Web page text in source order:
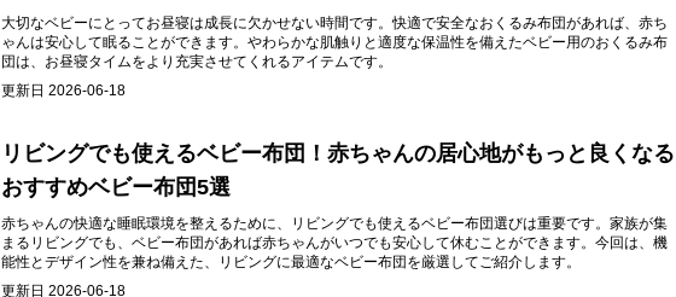
大切なベビーにとってお昼寝は成長に欠かせない時間です。快適で安全なおくるみ布団があれば、赤ち
ゃんは安心して眠ることができます。やわらかな肌触りと適度な保温性を備えたベビー用のおくるみ布
団は、お昼寝タイムをより充実させてくれるアイテムです。
更新日 2026-06-18
リビングでも使えるベビー布団！赤ちゃんの居心地がもっと良くなる
おすすめベビー布団5選
赤ちゃんの快適な睡眠環境を整えるために、リビングでも使えるベビー布団選びは重要です。家族が集
まるリビングでも、ベビー布団があれば赤ちゃんがいつでも安心して休むことができます。今回は、機
能性とデザイン性を兼ね備えた、リビングに最適なベビー布団を厳選してご紹介します。
更新日 2026-06-18